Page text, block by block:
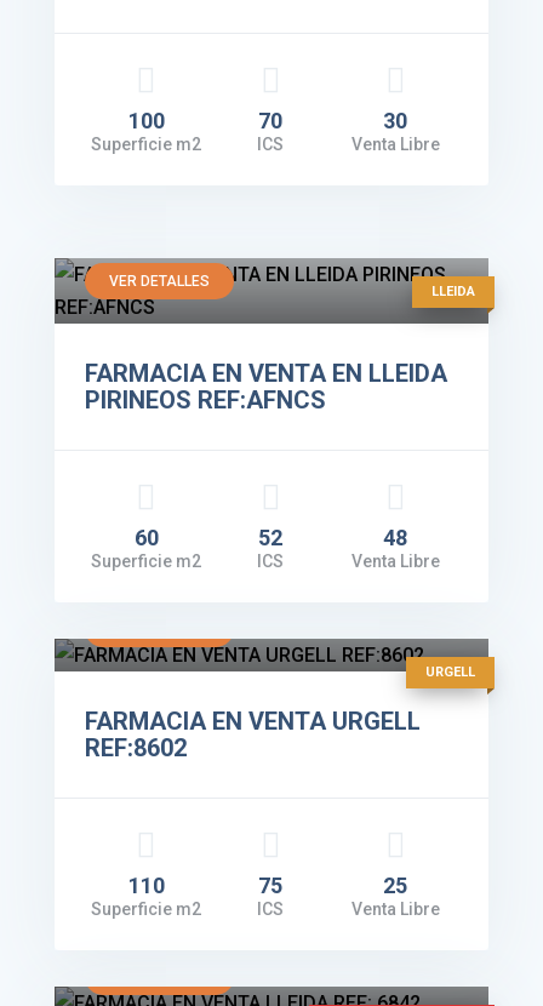
100
Superficie m2
70
ICS
30
Venta Libre
LLEIDA
VER DETALLES
FARMACIA EN VENTA EN LLEIDA
PIRINEOS REF:AFNCS
60
Superficie m2
52
ICS
48
Venta Libre
URGELL
FARMACIA EN VENTA URGELL
REF:8602
110
Superficie m2
75
ICS
25
Venta Libre